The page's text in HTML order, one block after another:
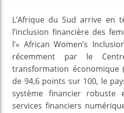
L’Afrique du Sud arrive en
l’inclusion financière des
l’« African Women’s
récemment par le
transformation économique
de 94,6 points sur 100, le
système financier robuste
services financiers